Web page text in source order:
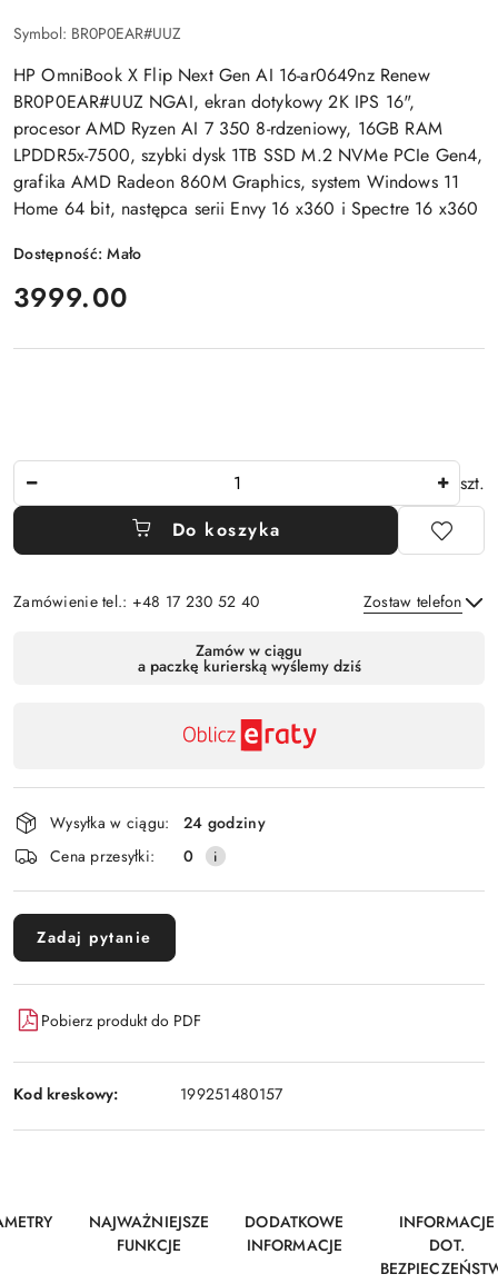
Symbol: BR0P0EAR#UUZ
HP OmniBook X Flip Next Gen AI 16-ar0649nz Renew
BR0P0EAR#UUZ NGAI, ekran dotykowy 2K IPS 16",
procesor AMD Ryzen AI 7 350 8-rdzeniowy, 16GB RAM
LPDDR5x-7500, szybki dysk 1TB SSD M.2 NVMe PCIe Gen4,
grafika AMD Radeon 860M Graphics, system Windows 11
Home 64 bit, następca serii Envy 16 x360 i Spectre 16 x360
Dostępność:Mało
cena:
3999.00
szt.
Do koszyka
Zamówienie tel.: +48 17 230 52 40 Zostaw telefon
Zamów w ciągu
a paczkę kurierską wyślemy dziś
Wysyłka w ciągu:
24 godziny
Cena przesyłki:
0
Zadaj pytanie
Pobierz produkt do PDF
Kod kreskowy: 199251480157
NAJWAŻNIEJSZE
FUNKCJE
DODATKOWE
INFORMACJE
INFORMACJE
DOT.